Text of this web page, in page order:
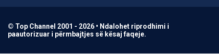
© Top Channel 2001 - 2026 • Ndalohet riprodhimi i
paautorizuar i përmbajtjes së kësaj faqeje.